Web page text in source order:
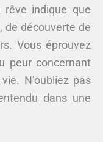
indique que
de découverte de
Vous éprouvez
peur concernant
N’oubliez pas
dans une